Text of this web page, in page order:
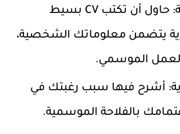
: حاول أن تكتب CV بسيط
يتضمن معلوماتك الشخصية،
الموسمي.
: أشرح فيها سبب رغبتك في
بالفلاحة الموسمية.